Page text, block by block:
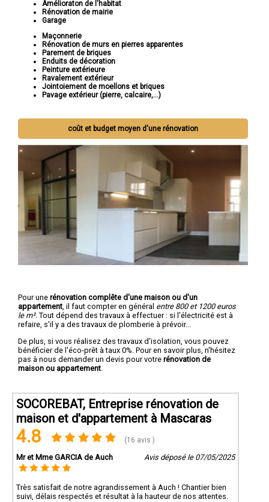
Amélioraton de l'habitat
Rénovation de mairie
Garage
Maçonnerie
Rénovation de murs en pierres apparentes
Parement de briques
Enduits de décoration
Peinture extérieure
Ravalement extérieur
Jointoiement de moellons et briques
Pavage extérieur (pierre, calcaire,...)
coût et budget moyen d'une rénovation
Pour une rénovation complête d'une maison ou d'un
appartement , il faut compter en général entre 800 et 1200 euros
le m². Tout dépend des travaux à effectuer : si l'électricité est à
refaire, s'il y a des travaux de plomberie à prévoir...
De plus, si vous réalisez des travaux d'isolation, vous pouvez
bénéficier de l'éco-prêt à taux 0%. Pour en savoir plus, n'hésitez
pas à nous demander un devis pour votre rénovation de
maison ou appartement
SOCOREBAT, Entreprise rénovation de
maison et d'appartement à Mascaras
4.8 (16 avis )
Mr et Mme GARCIA de Auch Avis déposé le 07/05/2025
Très satisfait de notre agrandissement à Auch ! Chantier bien
suivi, délais respectés et résultat à la hauteur de nos attentes.